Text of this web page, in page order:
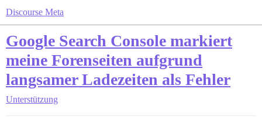
Discourse Meta
Google Search Console markiert
meine Forenseiten aufgrund
langsamer Ladezeiten als Fehler
Unterstützung